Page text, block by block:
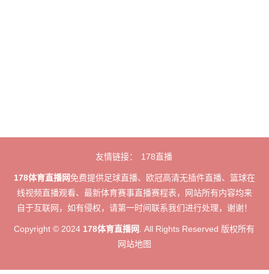
友情链接： 178直播
178体育直播网免费提供足球直播、欧冠高清无插件直播、篮球在
线视频直播观看、最新体育赛事直播赛程表，网站所有内容均来
自于互联网，如有侵权，请第一时间联系我们进行处理，谢谢！
Copyright © 2024 178体育直播网
. All Rights Reserved 版权所有
网站地图